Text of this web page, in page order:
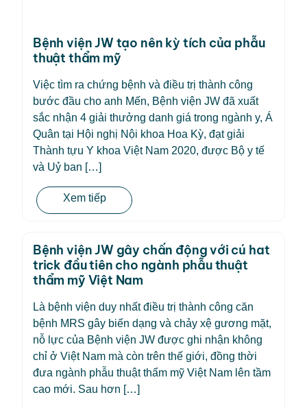
Bệnh viện JW tạo nên kỳ tích của phẫu
thuật thẩm mỹ
Việc tìm ra chứng bệnh và điều trị thành công
bước đầu cho anh Mến, Bệnh viện JW đã xuất
sắc nhận 4 giải thưởng danh giá trong ngành y, Á
Quân tại Hội nghị Nội khoa Hoa Kỳ, đạt giải
Thành tựu Y khoa Việt Nam 2020, được Bộ y tế
và Uỷ ban […]
Xem tiếp
Bệnh viện JW gây chấn động với cú hat
trick đầu tiên cho ngành phẫu thuật
thẩm mỹ Việt Nam
Là bệnh viện duy nhất điều trị thành công căn
bệnh MRS gây biến dạng và chảy xệ gương mặt,
nỗ lực của Bệnh viện JW được ghi nhận không
chỉ ở Việt Nam mà còn trên thế giới, đồng thời
đưa ngành phẫu thuật thẩm mỹ Việt Nam lên tầm
cao mới. Sau hơn […]